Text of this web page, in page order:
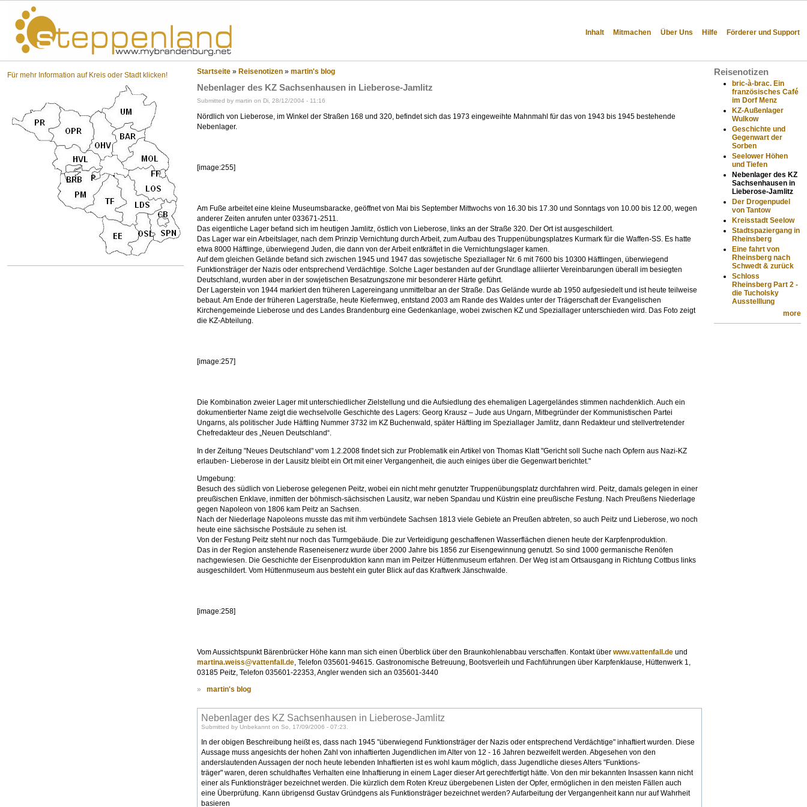
Inhalt Mitmachen Über Uns Hilfe Förderer und Support
Für mehr Information auf Kreis oder Stadt klicken! Startseite » Reisenotizen » martin's blog
Nebenlager des KZ Sachsenhausen in Lieberose-Jamlitz
Submitted by martin on Di, 28/12/2004 - 11:16
Nördlich von Lieberose, im Winkel der Straßen 168 und 320, befindet sich das 1973 eingeweihte Mahnmahl für das von 1943 bis 1945 bestehende
Nebenlager.
[image:255]
Am Fuße arbeitet eine kleine Museumsbaracke, geöffnet von Mai bis September Mittwochs von 16.30 bis 17.30 und Sonntags von 10.00 bis 12.00, wegen
anderer Zeiten anrufen unter 033671-2511.
Das eigentliche Lager befand sich im heutigen Jamlitz, östlich von Lieberose, links an der Straße 320. Der Ort ist ausgeschildert.
Das Lager war ein Arbeitslager, nach dem Prinzip Vernichtung durch Arbeit, zum Aufbau des Truppenübungsplatzes Kurmark für die Waffen-SS. Es hatte
etwa 8000 Häftlinge, überwiegend Juden, die dann von der Arbeit entkräftet in die Vernichtungslager kamen.
Auf dem gleichen Gelände befand sich zwischen 1945 und 1947 das sowjetische Speziallager Nr. 6 mit 7600 bis 10300 Häftlingen, überwiegend
Funktionsträger der Nazis oder entsprechend Verdächtige. Solche Lager bestanden auf der Grundlage alliierter Vereinbarungen überall im besiegten
Deutschland, wurden aber in der sowjetischen Besatzungszone mir besonderer Härte geführt.
Der Lagerstein von 1944 markiert den früheren Lagereingang unmittelbar an der Straße. Das Gelände wurde ab 1950 aufgesiedelt und ist heute teilweise
bebaut. Am Ende der früheren Lagerstraße, heute Kiefernweg, entstand 2003 am Rande des Waldes unter der Trägerschaft der Evangelischen
Kirchengemeinde Lieberose und des Landes Brandenburg eine Gedenkanlage, wobei zwischen KZ und Speziallager unterschieden wird. Das Foto zeigt
die KZ-Abteilung.
[image:257]
Die Kombination zweier Lager mit unterschiedlicher Zielstellung und die Aufsiedlung des ehemaligen Lagergeländes stimmen nachdenklich. Auch ein
dokumentierter Name zeigt die wechselvolle Geschichte des Lagers: Georg Krausz – Jude aus Ungarn, Mitbegründer der Kommunistischen Partei
Ungarns, als politischer Jude Häftling Nummer 3732 im KZ Buchenwald, später Häftling im Speziallager Jamlitz, dann Redakteur und stellvertretender
Chefredakteur des „Neuen Deutschland“.
In der Zeitung "Neues Deutschland" vom 1.2.2008 findet sich zur Problematik ein Artikel von Thomas Klatt "Gericht soll Suche nach Opfern aus Nazi-KZ
erlauben- Lieberose in der Lausitz bleibt ein Ort mit einer Vergangenheit, die auch einiges über die Gegenwart berichtet."
Umgebung:
Besuch des südlich von Lieberose gelegenen Peitz, wobei ein nicht mehr genutzter Truppenübungsplatz durchfahren wird. Peitz, damals gelegen in einer
preußischen Enklave, inmitten der böhmisch-sächsischen Lausitz, war neben Spandau und Küstrin eine preußische Festung. Nach Preußens Niederlage
gegen Napoleon von 1806 kam Peitz an Sachsen.
Nach der Niederlage Napoleons musste das mit ihm verbündete Sachsen 1813 viele Gebiete an Preußen abtreten, so auch Peitz und Lieberose, wo noch
heute eine sächsische Postsäule zu sehen ist.
Von der Festung Peitz steht nur noch das Turmgebäude. Die zur Verteidigung geschaffenen Wasserflächen dienen heute der Karpfenproduktion.
Das in der Region anstehende Raseneisenerz wurde über 2000 Jahre bis 1856 zur Eisengewinnung genutzt. So sind 1000 germanische Renöfen
nachgewiesen. Die Geschichte der Eisenproduktion kann man im Peitzer Hüttenmuseum erfahren. Der Weg ist am Ortsausgang in Richtung Cottbus links
ausgeschildert. Vom Hüttenmuseum aus besteht ein guter Blick auf das Kraftwerk Jänschwalde.
[image:258]
Vom Aussichtspunkt Bärenbrücker Höhe kann man sich einen Überblick über den Braunkohlenabbau verschaffen. Kontakt über www.vattenfall.de und
martina.weiss@vattenfall.de , Telefon 035601-94615. Gastronomische Betreuung, Bootsverleih und Fachführungen über Karpfenklause, Hüttenwerk 1,
03185 Peitz, Telefon 035601-22353, Angler wenden sich an 035601-3440
» martin's blog
Nebenlager des KZ Sachsenhausen in Lieberose-Jamlitz
Submitted by Unbekannt on So, 17/09/2006 - 07:23.
In der obigen Beschreibung heißt es, dass nach 1945 "überwiegend Funktionsträger der Nazis oder entsprechend Verdächtige" inhaftiert wurden. Diese
Aussage muss angesichts der hohen Zahl von inhaftierten Jugendlichen im Alter von 12 - 16 Jahren bezweifelt werden. Abgesehen von den
anderslautenden Aussagen der noch heute lebenden Inhaftierten ist es wohl kaum möglich, dass Jugendliche dieses Alters "Funktions-
träger" waren, deren schuldhaftes Verhalten eine Inhaftierung in einem Lager dieser Art gerechtfertigt hätte. Von den mir bekannten Insassen kann nicht
einer als Funktionsträger bezeichnet werden. Die kürzlich dem Roten Kreuz übergebenen Listen der Opfer, ermöglichen in den meisten Fällen auch
eine Überprüfung. Kann übrigensd Gustav Gründgens als Funktionsträger bezeichnet werden? Aufarbeitung der Vergangenheit kann nur auf Wahrheit
basieren
Reisenotizen
bric-à-brac. Ein
französisches Café
im Dorf Menz
KZ-Außenlager
Wulkow
Geschichte und
Gegenwart der
Sorben
Seelower Höhen
und Tiefen
Nebenlager des KZ
Sachsenhausen in
Lieberose-Jamlitz
Der Drogenpudel
von Tantow
Kreisstadt Seelow
Stadtspaziergang in
Rheinsberg
Eine fahrt von
Rheinsberg nach
Schwedt & zurück
Schloss
Rheinsberg Part 2 -
die Tucholsky
Ausstelllung
more